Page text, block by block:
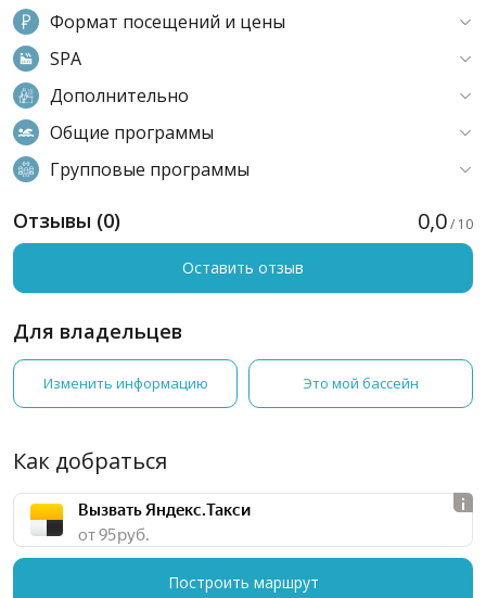
Формат посещений и цены
SPA
Дополнительно
Общие программы
Групповые программы
Отзывы (0) 0,0/ 10
Оставить отзыв
Для владельцев
Изменить информацию Это мой бассейн
Как добраться
Вызвать Яндекс.Такси
от 95 руб.
Построить маршрут